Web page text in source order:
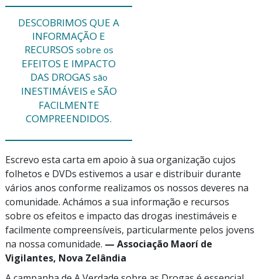
DESCOBRIMOS QUE A
INFORMAÇÃO E
RECURSOS sobre os
EFEITOS E IMPACTO
DAS DROGAS são
INESTIMÁVEIS e SÃO
FACILMENTE
COMPREENDIDOS.
Escrevo esta carta em apoio à sua organização cujos
folhetos e DVDs estivemos a usar e distribuir durante
vários anos conforme realizamos os nossos deveres na
comunidade. Achámos a sua informação e recursos
sobre os efeitos e impacto das drogas inestimáveis e
facilmente compreensíveis, particularmente pelos jovens
na nossa comunidade. — Associação Maorí de
Vigilantes, Nova Zelândia